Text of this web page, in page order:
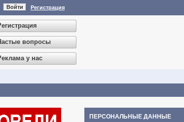
Войти Регистрация
вопросы
у нас
ПЕРСОНАЛЬНЫЕ ДАННЫЕ